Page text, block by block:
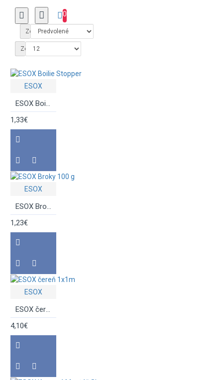
NAVIJAKY
Obratlíky, karabínky,
rýchlospojky
Plaváky
Podberáky, podložky,
gafy
Prvky montáže
Púzdra - prúty
Rybársky silon
0
Zoradiť podľa:
Zobraziť:
ESOX
ESOX Boilie Stopper
1,33€
ESOX
ESOX Broky 100 g
1,23€
ESOX
ESOX čereň 1x1m
4,10€